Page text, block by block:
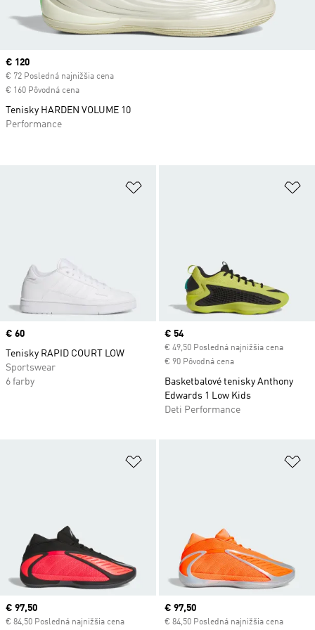
Pridať do zoznamu želaných
Price
€ 60
Tenisky RAPID COURT LOW
Sportswear
6 farby
Current price
€ 54
€ 49,50 Posledná najnižšia cena
€ 90 Pôvodná cena
Basketbalové tenisky Anthony
Edwards 1 Low Kids
Deti Performance
Pridať do zoznamu želaných
Current price
€ 97,50
€ 84,50 Posledná najnižšia cena
Current price
€ 97,50
€ 84,50 Posledná najnižšia cena
Current price
€ 120
€ 72 Posledná najnižšia cena
€ 160 Pôvodná cena
Tenisky HARDEN VOLUME 10
Performance